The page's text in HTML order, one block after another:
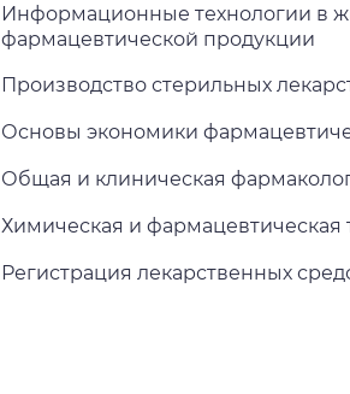
Информационные технологии в
фармацевтической продукции
Производство стерильных
Основы экономики
Общая и клиническая
Химическая и фармацевтическая
Регистрация лекарственных